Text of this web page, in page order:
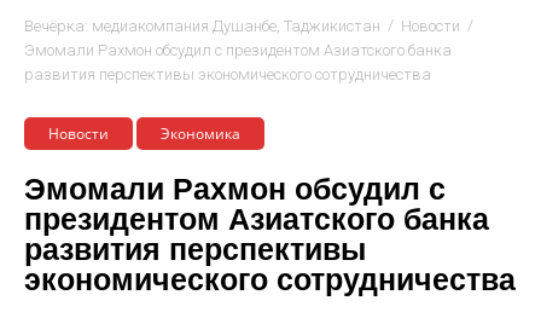
Вечёрка: медиакомпания Душанбе, Таджикистан / Новости /
Эмомали Рахмон обсудил с президентом Азиатского банка
развития перспективы экономического сотрудничества
Новости Экономика
Эмомали Рахмон обсудил с
президентом Азиатского банка
развития перспективы
экономического сотрудничества